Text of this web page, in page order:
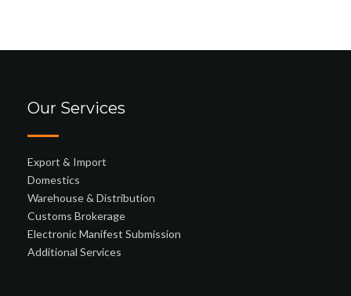
Our Services
Export & Import
Domestics
Warehouse & Distribution
Customs Brokerage
Electronic Manifest Submission
Additional Services